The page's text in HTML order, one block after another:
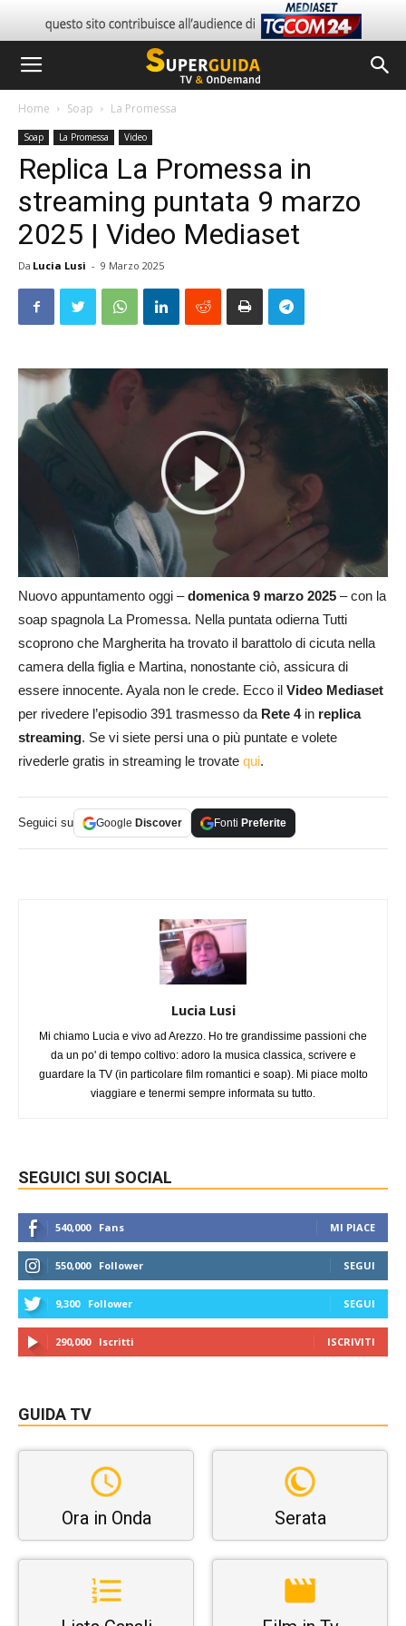
Home Soap La Promessa
Soap La Promessa Video
Replica La Promessa in
streaming puntata 9 marzo
2025 | Video Mediaset
Da Lucia Lusi - 9 Marzo 2025
Nuovo appuntamento oggi –domenica 9 marzo 2025 – con la
soap spagnola La Promessa. Nella puntata odierna Tutti
scoprono che Margherita ha trovato il barattolo di cicuta nella
camera della figlia e Martina, nonostante ciò, assicura di
essere innocente. Ayala non le crede. Ecco il Video Mediaset
per rivedere l’episodio 391 trasmesso da Rete 4in replica
streaming. Se vi siete persi una o più puntate e volete
rivederle gratis in streaming le trovate qui.
Seguici su Google Discover Fonti Preferite
Lucia Lusi
Mi chiamo Lucia e vivo ad Arezzo. Ho tre grandissime passioni che
da un po' di tempo coltivo: adoro la musica classica, scrivere e
guardare la TV (in particolare film romantici e soap). Mi piace molto
viaggiare e tenermi sempre informata su tutto.
SEGUICI SUI SOCIAL
540,000 Fans MI PIACE
550,000 Follower SEGUI
9,300 Follower SEGUI
290,000 Iscritti ISCRIVITI
GUIDA TV
Ora in Onda Serata